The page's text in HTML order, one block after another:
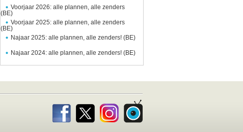
Voorjaar 2026: alle plannen, alle zenders
(BE)
Voorjaar 2025: alle plannen, alle zenders
(BE)
Najaar 2025: alle plannen, alle zenders! (BE)
Najaar 2024: alle plannen, alle zenders! (BE)